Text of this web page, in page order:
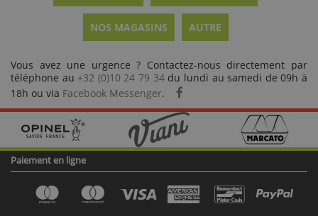
NOS MAGASINS AUTRE
Vous avez une urgence ? Contactez-nous directement par
téléphone au +32 (0)10 24 79 34du lundi au samedi de 09h à
18h ou via Facebook Messenger.
Paiement en ligne